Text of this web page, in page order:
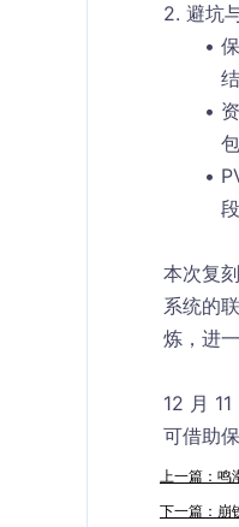
2. 避坑
本次复
系统的
炼，进
12 月
可借助
上一篇：鸣
下一篇：崩